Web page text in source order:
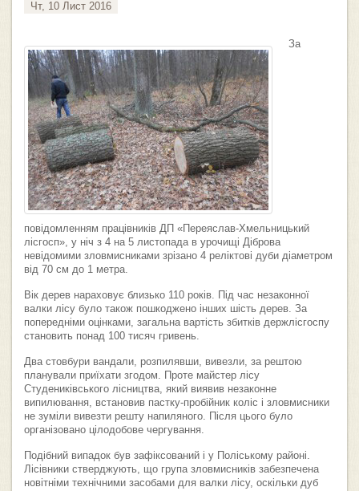
Чт, 10 Лист 2016
За
повідомленням працівників ДП «Переяслав-Хмельницький
лісгосп», у ніч з 4 на 5 листопада в урочищі Діброва
невідомими зловмисниками зрізано 4 реліктові дуби діаметром
від 70 см до 1 метра.
Вік дерев нараховує близько 110 років. Під час незаконної
валки лісу було також пошкоджено інших шість дерев. За
попередніми оцінками, загальна вартість збитків держлісгоспу
становить понад 100 тисяч гривень.
Два стовбури вандали, розпилявши, вивезли, за рештою
планували приїхати згодом. Проте майстер лісу
Студениківського лісництва, який виявив незаконне
випилювання, встановив пастку-пробійник коліс і зловмисники
не зуміли вивезти решту напиляного. Після цього було
організовано цілодобове чергування.
Подібний випадок був зафіксований і у Поліському районі.
Лісівники стверджують, що група зловмисників забезпечена
новітніми технічними засобами для валки лісу, оскільки дуб